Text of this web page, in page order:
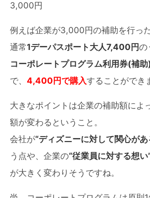
3,000円
例えば企業が3,000円の補助を行っ
通常1デーパスポート大人7,400円の
コーポレートプログラム利用券(補助
で、 4,400円で購入することができ
大きなポイントは企業の補助額によ
額が変わるということ。
会社が“ディズニーに対して関心が
う点や、企業の“従業員に対する想い
が大きく変わりそうですね。